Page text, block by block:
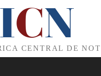
ICN
CENTRAL DE